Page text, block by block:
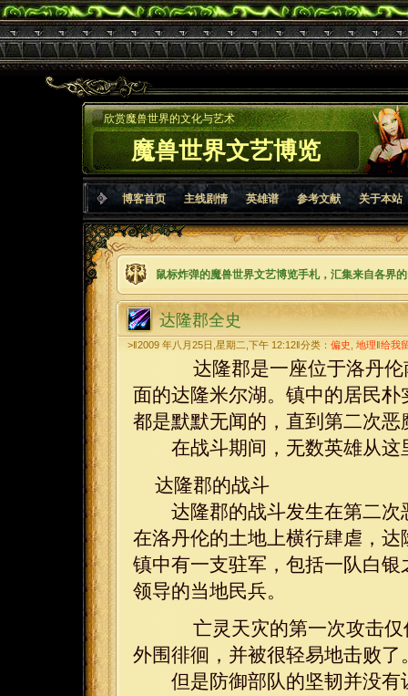
魔兽世界文艺博览
欣赏魔兽世界的文化与艺术
博客首页 主线剧情 英雄谱 参考文献 关于本站
鼠标炸弹的魔兽世界文艺博览手札，汇集来自各界
达隆郡全史
>‖2009 年八月25日,星期二,下午 12:12‖分类： 偏史 地理 给我
达隆郡是一座位于洛丹伦
面的达隆米尔湖。镇中的居民
都是默默无闻的，直到第二次恶
在战斗期间，无数英雄从这
达隆郡的战斗
达隆郡的战斗发生在第二次
在洛丹伦的土地上横行肆虐，
镇中有一支驻军，包括一队白
领导的当地民兵。
亡灵天灾的第一次攻击仅
外围徘徊，并被很轻易地击败了
但是防御部队的坚韧并没有